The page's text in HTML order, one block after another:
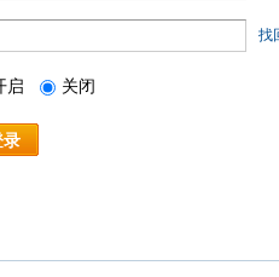
找
启 关闭
录